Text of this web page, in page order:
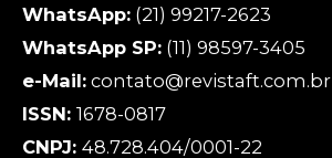
WhatsApp: (21) 99217-2623
WhatsApp SP: (11) 98597-3405
e-Mail: contato@revistaft.com.br
ISSN: 1678-0817
CNPJ: 48.728.404/0001-22